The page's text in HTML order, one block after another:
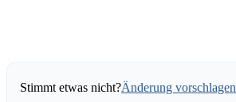
Stimmt etwas nicht?Änderung vorschlagen